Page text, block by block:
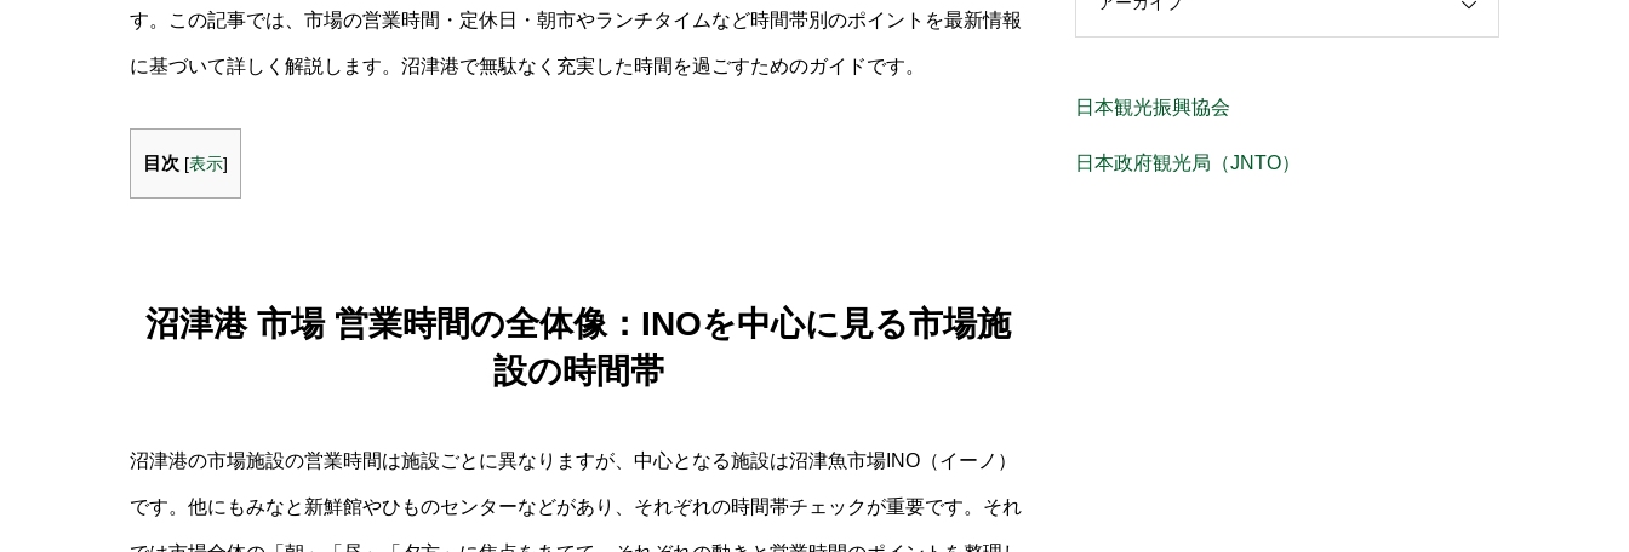
す。この記事では、市場の営業時間・定休日・朝市やランチタイムなど時間帯別のポイントを最新情報
に基づいて詳しく解説します。沼津港で無駄なく充実した時間を過ごすためのガイドです。
目次 [表示]
沼津港 市場 営業時間の全体像：INOを中心に見る市場施
設の時間帯
沼津港の市場施設の営業時間は施設ごとに異なりますが、中心となる施設は沼津魚市場INO（イーノ）
です。他にもみなと新鮮館やひものセンターなどがあり、それぞれの時間帯チェックが重要です。それ
日本観光振興協会
日本政府観光局（JNTO）